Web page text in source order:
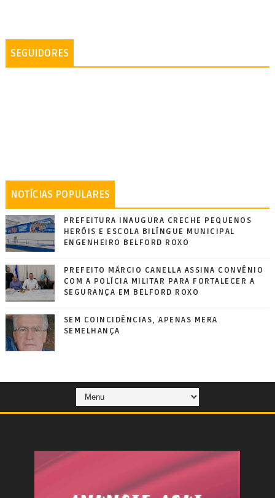
SEGUIDORES
NOTÍCIAS POPULARES
PREFEITURA INAUGURA CRECHE PEQUENOS
HERÓIS E ESCOLA BILÍNGUE MUNICIPAL
ENGENHEIRO BELFORD ROXO
PREFEITO MÁRCIO CANELLA ASSINA CONVÊNIO
COM A POLÍCIA MILITAR PARA FORTALECER A
SEGURANÇA EM BELFORD ROXO
SEM COINCIDÊNCIAS, APENAS MERA
SEMELHANÇA